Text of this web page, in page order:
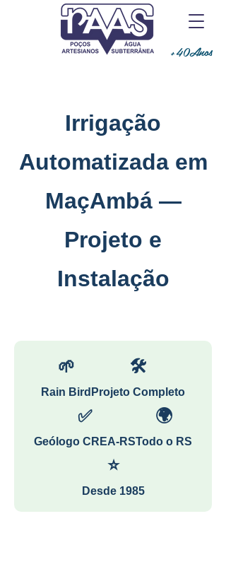
+40Anos
Irrigação
Automatizada em
MaçAmbá —
Projeto e
Instalação
🌱
Rain Bird
🛠
Projeto Completo
✅
Geólogo CREA-RS
🌍
Todo o RS
⭐
Desde 1985